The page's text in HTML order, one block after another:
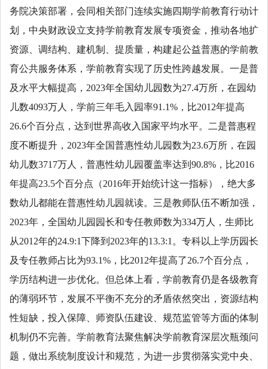
务院决策部署，会同相关部门连续实施四期学前教育行动计
划，中央财政设立支持学前教育发展专项资金，推动各地扩
资源、调结构、建机制、提质量，构建起公益普惠的学前教
育公共服务体系，学前教育实现了历史性跨越发展。一是普
及水平大幅提高，2023年全国幼儿园数为27.4万所，在园幼
儿数4093万人，学前三年毛入园率91.1%，比2012年提高
26.6个百分点，达到世界高收入国家平均水平。二是普惠程
度不断提升，2023年全国普惠性幼儿园数为23.6万所，在园
幼儿数3717万人，普惠性幼儿园覆盖率达到90.8%，比2016
年提高23.5个百分点（2016年开始统计这一指标），绝大多
数幼儿都能在普惠性幼儿园就读。三是教师队伍不断加强，
2023年，全国幼儿园园长和专任教师数为334万人，生师比
从2012年的24.9:1下降到2023年的13.3:1。专科以上学历园长
及专任教师占比为93.1%，比2012年提高了26.7个百分点，
学历结构进一步优化。但总体上看，学前教育仍是各级教育
的薄弱环节，发展不平衡不充分的矛盾依然突出，资源结构
性短缺，投入保障、师资队伍建设、规范监管等方面的体制
机制仍不完善。学前教育法聚焦解决学前教育深层次瓶颈问
题，做出系统制度设计和规范，为进一步贯彻落实党中央、